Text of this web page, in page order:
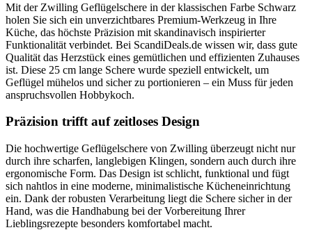
Mit der Zwilling Geflügelschere in der klassischen Farbe Schwarz
holen Sie sich ein unverzichtbares Premium-Werkzeug in Ihre
Küche, das höchste Präzision mit skandinavisch inspirierter
Funktionalität verbindet. Bei ScandiDeals.de wissen wir, dass gute
Qualität das Herzstück eines gemütlichen und effizienten Zuhauses
ist. Diese 25 cm lange Schere wurde speziell entwickelt, um
Geflügel mühelos und sicher zu portionieren – ein Muss für jeden
anspruchsvollen Hobbykoch.
Präzision trifft auf zeitloses Design
Die hochwertige Geflügelschere von Zwilling überzeugt nicht nur
durch ihre scharfen, langlebigen Klingen, sondern auch durch ihre
ergonomische Form. Das Design ist schlicht, funktional und fügt
sich nahtlos in eine moderne, minimalistische Kücheneinrichtung
ein. Dank der robusten Verarbeitung liegt die Schere sicher in der
Hand, was die Handhabung bei der Vorbereitung Ihrer
Lieblingsrezepte besonders komfortabel macht.